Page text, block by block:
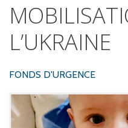
L’UKRAINE
FONDS D'URGENCE